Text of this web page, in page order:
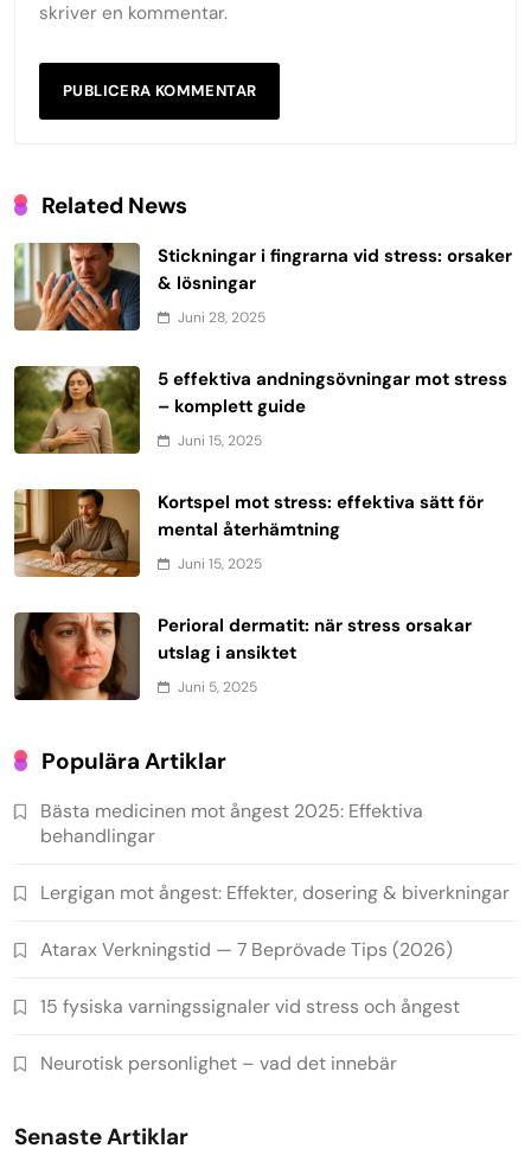
skriver en kommentar.
Related News
Stickningar i fingrarna vid stress: orsaker
& lösningar
Juni 28, 2025
5 effektiva andningsövningar mot stress
– komplett guide
Juni 15, 2025
Kortspel mot stress: effektiva sätt för
mental återhämtning
Juni 15, 2025
Perioral dermatit: när stress orsakar
utslag i ansiktet
Juni 5, 2025
Populära Artiklar
Bästa medicinen mot ångest 2025: Effektiva
behandlingar
Lergigan mot ångest: Effekter, dosering & biverkningar
Atarax Verkningstid — 7 Beprövade Tips (2026)
15 fysiska varningssignaler vid stress och ångest
Neurotisk personlighet – vad det innebär
Senaste Artiklar